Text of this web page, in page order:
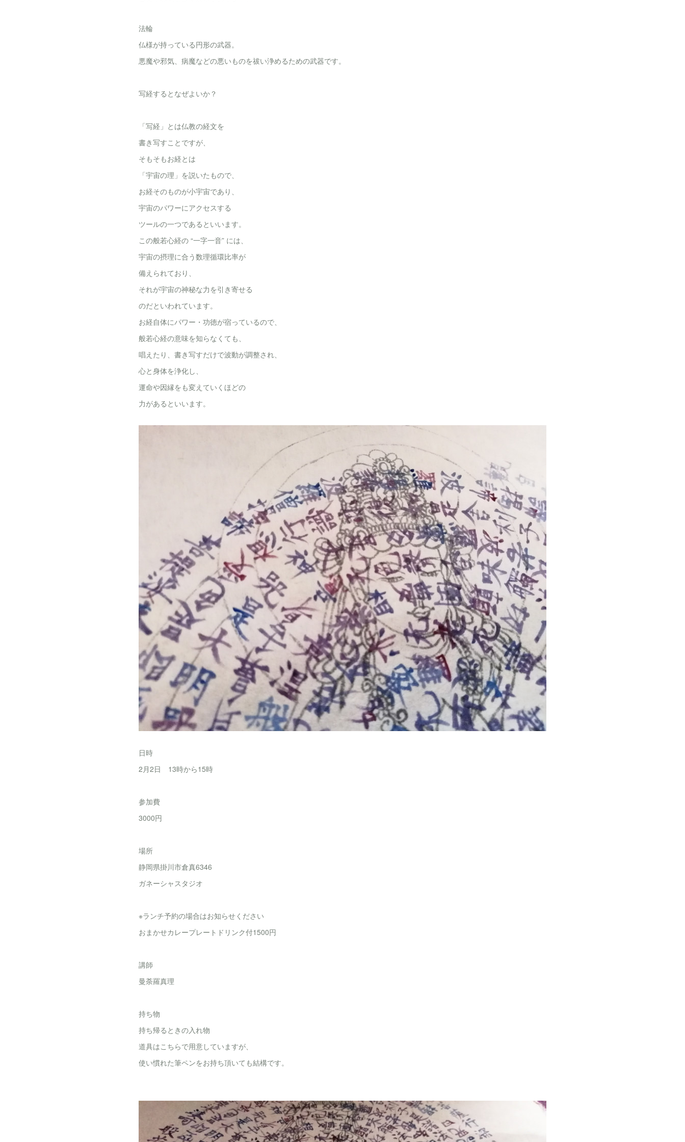
法輪
仏様が持っている円形の武器。
悪魔や邪気、病魔などの悪いものを祓い浄めるための武器です。
写経するとなぜよいか？
「写経」とは仏教の経文を
書き写すことですが、
そもそもお経とは
「宇宙の理」を説いたもので、
お経そのものが小宇宙であり、
宇宙のパワーにアクセスする
ツールの一つであるといいます。
この般若心経の “一字一音” には、
宇宙の摂理に合う数理循環比率が
備えられており、
それが宇宙の神秘な力を引き寄せる
のだといわれています。
お経自体にパワー・功徳が宿っているので、
般若心経の意味を知らなくても、
唱えたり、書き写すだけで波動が調整され、
心と身体を浄化し、
運命や因縁をも変えていくほどの
力があるといいます。
日時
2月2日 13時から15時
参加費
3000円
場所
静岡県掛川市倉真6346
ガネーシャスタジオ
※ランチ予約の場合はお知らせください
おまかせカレープレートドリンク付1500円
講師
曼荼羅真理
持ち物
持ち帰るときの入れ物
道具はこちらで用意していますが、
使い慣れた筆ペンをお持ち頂いても結構です。